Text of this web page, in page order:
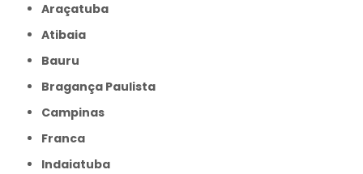
Araçatuba
Atibaia
Bauru
Bragança Paulista
Campinas
Franca
Indaiatuba